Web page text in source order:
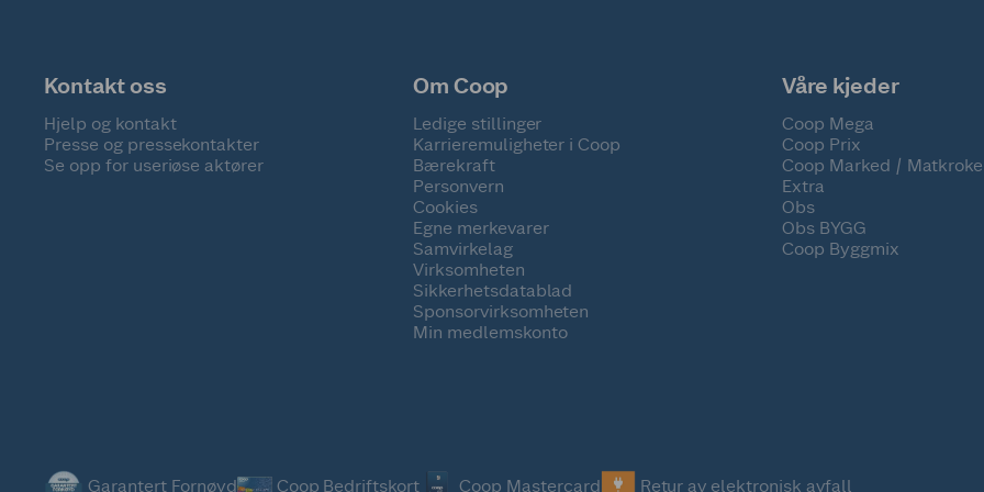
Kontakt oss
Hjelp og kontakt
Presse og pressekontakter
Se opp for useriøse aktører
Om Coop
Ledige stillinger
Karrieremuligheter i Coop
Bærekraft
Personvern
Cookies
Egne merkevarer
Samvirkelag
Virksomheten
Sikkerhetsdatablad
Sponsorvirksomheten
Min medlemskonto
Våre kjeder
Coop Mega
Coop Prix
Coop Marked /
Extra
Obs
Obs BYGG
Coop Byggmix
Garantert Fornøyd Coop Bedriftskort Coop Mastercard Retur av elektronisk avfall